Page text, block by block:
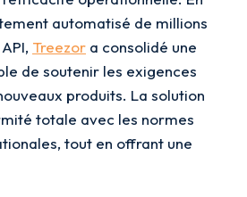
automatisé de millions
Treezor a consolidé une
de soutenir les exigences
produits. La solution
totale avec les normes
tout en offrant une